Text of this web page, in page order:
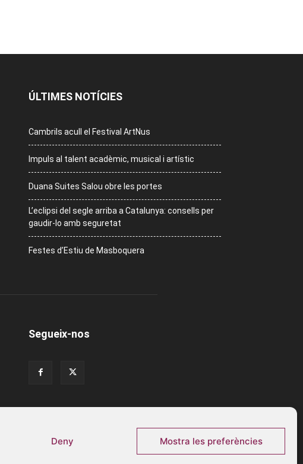
Deny Mostra les preferències
ÚLTIMES NOTÍCIES
Cambrils acull el Festival ArtNus
Impuls al talent acadèmic, musical i artístic
Duana Suites Salou obre les portes
L’eclipsi del segle arriba a Catalunya: consells per
gaudir-lo amb seguretat
Festes d’Estiu de Masboquera
Segueix-nos